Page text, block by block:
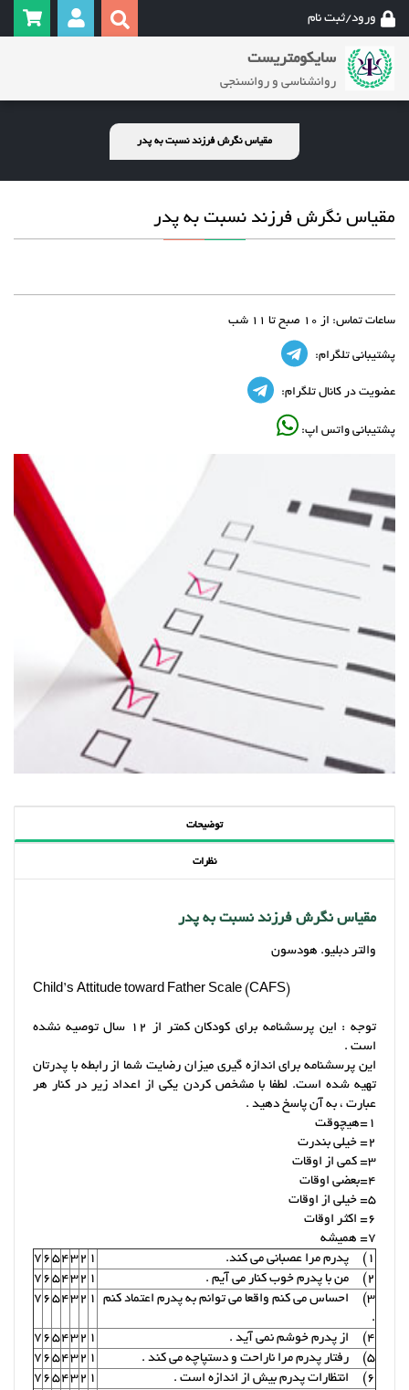
ورود/ثبت نام
سایکومتریست
روانشناسی و روانسنجی
مقیاس نگرش فرزند نسبت به پدر
مقیاس نگرش فرزند نسبت به پدر
ساعات تماس: از 10 صبح تا 11 شب
پشتیبانی تلگرام:
عضویت در کانال تلگرام:
پشتیبانی واتس اپ:
توضیحات
نظرات
مقیاس نگرش فرزند نسبت به پدر
والتر دبلیو. هودسون
Child’s Attitude toward Father Scale (CAFS)
توجه : این پرسشنامه برای کودکان کمتر از 12 سال توصیه نشده
است .
این پرسشنامه برای اندازه گیری میزان رضایت شما از رابطه با پدرتان
تهیه شده است. لطفا با مشخص کردن یکی از اعداد زیر در کنار هر
عبارت ، به آن پاسخ دهید .
1=هیچوقت
2= خیلی بندرت
3= کمی از اوقات
4=بعضی اوقات
5= خیلی از اوقات
6= اکثر اوقات
7= همیشه
1) پدرم مرا عصبانی می کند.
1
2
3
4
5
6
7
2) من با پدرم خوب کنار می آیم .
1
2
3
4
5
6
7
3) احساس می کنم واقعا می توانم به پدرم اعتماد کنم
.
1
2
3
4
5
6
7
4) از پدرم خوشم نمی آید . 1
2
3
4
5
6
7
5) رفتار پدرم مرا ناراحت و دستپاچه می کند .
1
2
3
4
5
6
7
6) انتظارات پدرم بیش از اندازه است .
1
2
3
4
5
6
7